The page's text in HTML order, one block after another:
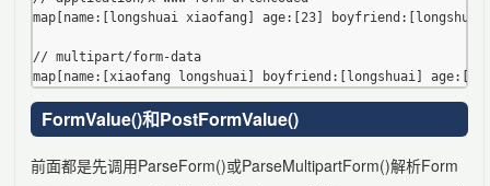
map[name:[longshuai xiaofang] age:[23]
// multipart/form-data
FormValue()和PostFormValue()
前面都是先调用ParseForm()或ParseMultipartForm()解析Form